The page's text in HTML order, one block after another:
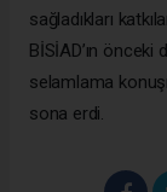
sağladıkları
BİSİAD’ın
selamlama
sona erdi.